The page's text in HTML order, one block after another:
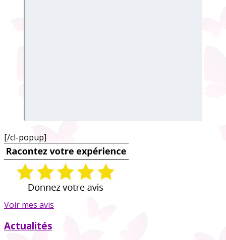
[/cl-popup]
Voir mes avis
Actualités